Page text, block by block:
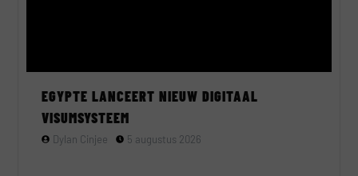
EGYPTE LANCEERT NIEUW DIGITAAL
VISUMSYSTEEM
Dylan Cinjee 5 augustus 2026